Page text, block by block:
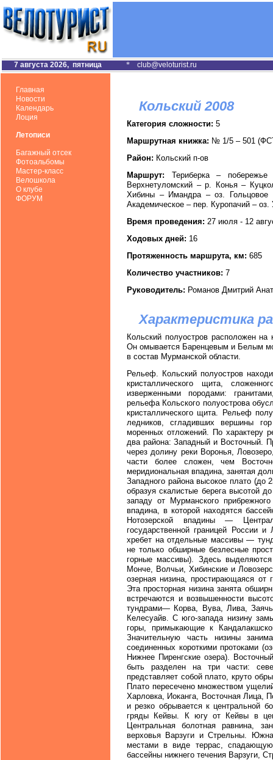
7 августа 2026, пятница * club@veloturist.ru
Главная
Новости
Календарь
Лоция
Летописи
Багажный отсек
Фотоальбомы
Мастер-класс
Велошкола
О клубе
ФОРУМ
Кольский 2008
Категория сложности: 5
Маршрутная книжка: № 1/5 – 501
Район: Кольский п-ов
Маршрут: Териберка –
Верхнетуломский – р. Конья –
Хибины – Имандра – оз.
Академическое – пер. Куропачий –
Время проведения: 27 июля - 12
Ходовых дней: 16
Протяженность маршрута, км: 685
Количество участников: 7
Руководитель: Романов Дмитрий
Характеристика
Кольский полуостров расположен на
Он омывается Баренцевым и Белым
в состав Мурманской области.
Рельеф. Кольский полуостров
кристаллического щита,
изверженными породами:
рельефа Кольского полуострова
кристаллического щита. Рельеф
ледников, сгладивших вершины
моренных отложений. По характеру
два района: Западный и Восточный.
через долину реки Воронья,
части более сложен, чем
меридиональная впадина, занятая
Западного района высокое плато (до
образуя скалистые берега высотой
западу от Мурманского
впадина, в которой находятся
Нотозерской впадины —
государственной границей России
хребет на отдельные массивы —
не только обширные безлесные
горные массивы). Здесь
Монче, Волчьи, Хибинские и
озерная низина, простирающаяся
Эта просторная низина занята
встречаются и возвышенности
тундрами— Корва, Вува, Лива,
Келесуайв. С юго-запада низину
горы, примыкающие к
Значительную часть низины
соединенных короткими протоками
Нижнее Пиренгские озера).
быть разделен на три части:
представляет собой плато, круто
Плато пересечено множеством
Харловка, Иоканга, Восточная Лица,
и резко обрывается к центральной
гряды Кейвы. К югу от Кейвы в
Центральная болотная равнина,
верховья Варзуги и Стрельны.
местами в виде террас,
бассейны нижнего течения Варзуги,